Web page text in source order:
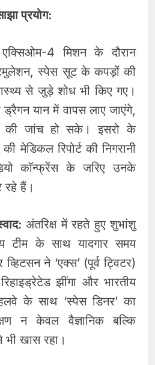
प्रयोग:
4 मिशन के दौरान
स्पेस सूट के कपड़ों की
से जुड़े शोध भी किए गए।
यान में वापस लाए जाएंगे,
की जांच हो सके। इसरो के
मेडिकल रिपोर्ट की निगरानी
कॉन्फ्रेंस के जरिए उनके
रहे हैं।
अंतरिक्ष में रहते हुए शुभांशु
टीम के साथ यादगार समय
ने ‘एक्स’ (पूर्व ट्विटर)
झींगा और भारतीय
के साथ ‘स्पेस डिनर’ का
न केवल वैज्ञानिक बल्कि
भी खास रहा।